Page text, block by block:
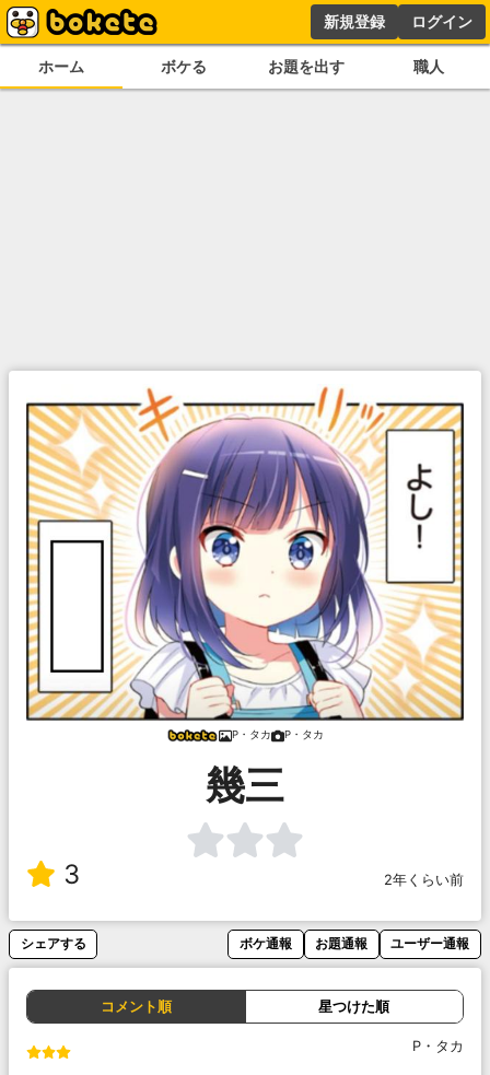
新規登録 ログイン
ホーム ボケる お題を出す 職人
P・タカ P・タカ
幾三
3 2年くらい前
シェアする ボケ通報 お題通報 ユーザー通報
コメント順 星つけた順
P・タカ